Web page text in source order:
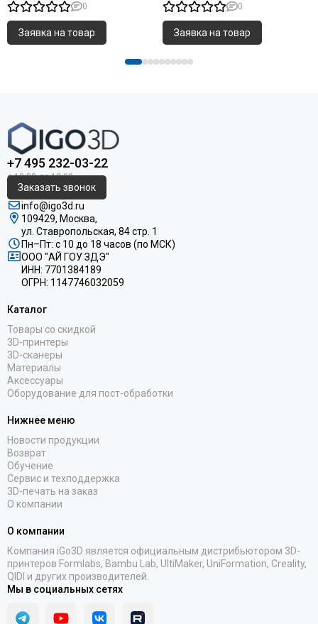
0
Заявка на товар
0
Заявка на товар
+7 495 232-03-22
Заказать звонок
info@igo3d.ru
109429, Москва,
ул. Ставропольская, 84 стр. 1
Пн–Пт: с 10 до 18 часов (по МСК)
ООО "АЙ ГОУ ЗДЭ"
ИНН: 7701384189
ОГРН: 1147746032059
Каталог
Товары со скидкой
3D-принтеры
3D-сканеры
Материалы
Аксессуары
Оборудование для пост-обработки
Нижнее меню
Новости продукции
Возврат
Обучение
Сервис и техподдержка
3D-печать на заказ
О компании
О компании
Компания iGo3D является официальным дистрибьютором 3D-
принтеров Formlabs, Bambu Lab, UltiMaker, UniFormation, Creality,
QIDI и других производителей.
Мы в социальных сетях